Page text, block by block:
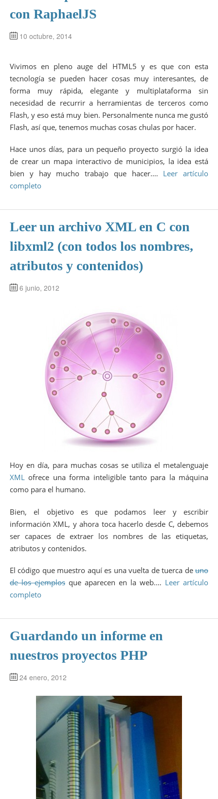
con RaphaelJS
10 octubre, 2014
Vivimos en pleno auge del HTML5 y es que con esta
tecnología se pueden hacer cosas muy interesantes, de
forma muy rápida, elegante y multiplataforma sin
necesidad de recurrir a herramientas de terceros como
Flash, y eso está muy bien. Personalmente nunca me gustó
Flash, así que, tenemos muchas cosas chulas por hacer.
Hace unos días, para un pequeño proyecto surgió la idea
de crear un mapa interactivo de municipios, la idea está
bien y hay mucho trabajo que hacer.… Leer artículo
completo
Leer un archivo XML en C con
libxml2 (con todos los nombres,
atributos y contenidos)
6 junio, 2012
Hoy en día, para muchas cosas se utiliza el metalenguaje
XML ofrece una forma inteligible tanto para la máquina
como para el humano.
Bien, el objetivo es que podamos leer y escribir
información XML, y ahora toca hacerlo desde C, debemos
ser capaces de extraer los nombres de las etiquetas,
atributos y contenidos.
El código que muestro aquí es una vuelta de tuerca de uno
de los ejemplos que aparecen en la web.… Leer artículo
completo
Guardando un informe en
nuestros proyectos PHP
24 enero, 2012